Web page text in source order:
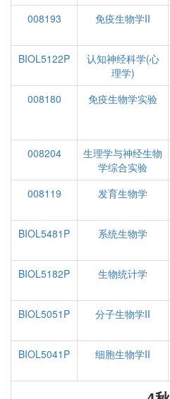
008193
免疫生物学II
BIOL5122P
认知神经科学(心
理学)
008180
免疫生物学实验
008204
生理学与神经生物
学综合实验
008119
发育生物学
BIOL5481P
系统生物学
BIOL5182P
生物统计学
BIOL5051P
分子生物学II
BIOL5041P
细胞生物学II